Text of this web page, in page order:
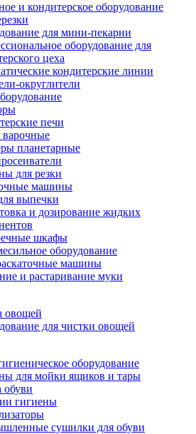
и кондитерское оборудование
для мини-пекарни
оборудование для
цеха
кондитерские линии
округлители
печи
планетарные
для резки
машины
выпечки
и дозирование жидких
шкафы
оборудование
машины
и растаривание муки
овощей
для чистки овощей
оборудование
для мойки ящиков и тары
гигиены
сушилки для обуви